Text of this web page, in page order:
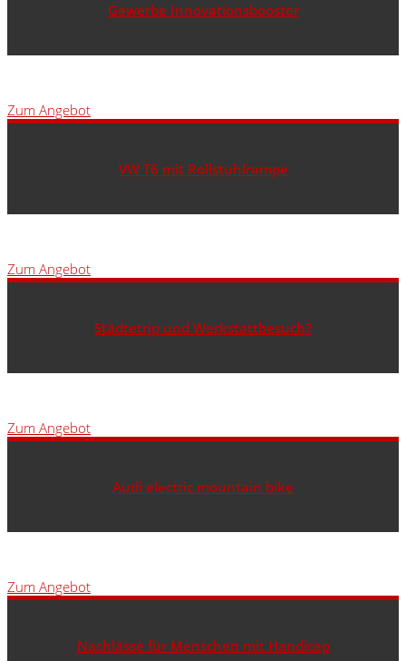
Gewerbe Innovationsbooster
Zum Angebot
VW T6 mit Rollstuhlrampe
Zum Angebot
Städtetrip und Werkstattbesuch?
Zum Angebot
Audi electric mountain bike
Zum Angebot
Nachlässe für Menschen mit Handicap